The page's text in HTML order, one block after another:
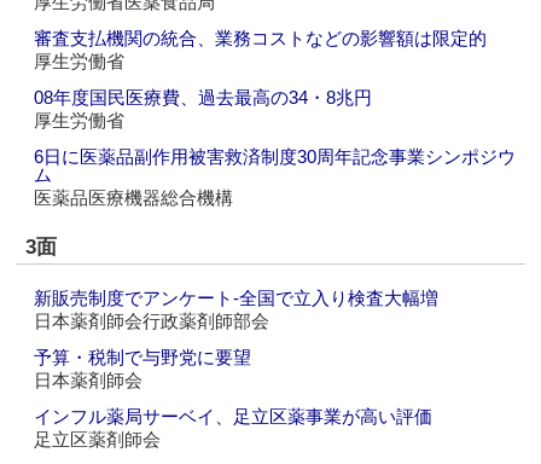
審査支払機関の統合、業務コストなどの影響額は限定的
厚生労働省
08年度国民医療費、過去最高の34・8兆円
厚生労働省
6日に医薬品副作用被害救済制度30周年記念事業シンポジウ
ム
医薬品医療機器総合機構
3面
新販売制度でアンケート‐全国で立入り検査大幅増
日本薬剤師会行政薬剤師部会
予算・税制で与野党に要望
日本薬剤師会
インフル薬局サーベイ、足立区薬事業が高い評価
足立区薬剤師会